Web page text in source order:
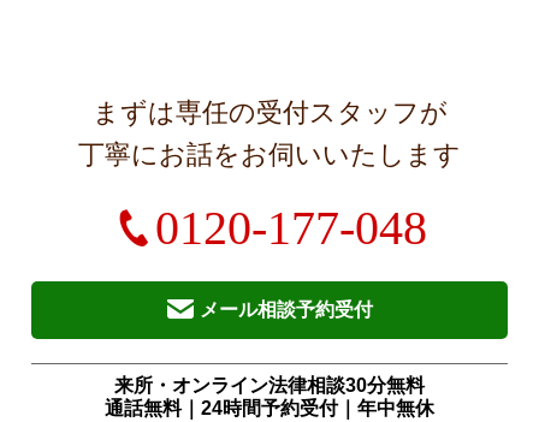
まずは専任の受付スタッフが
丁寧にお話をお伺いいたします
0120-177-048
メール相談予約受付
来所・オンライン法律相談30分無料
通話無料｜24時間予約受付｜ 年中無休